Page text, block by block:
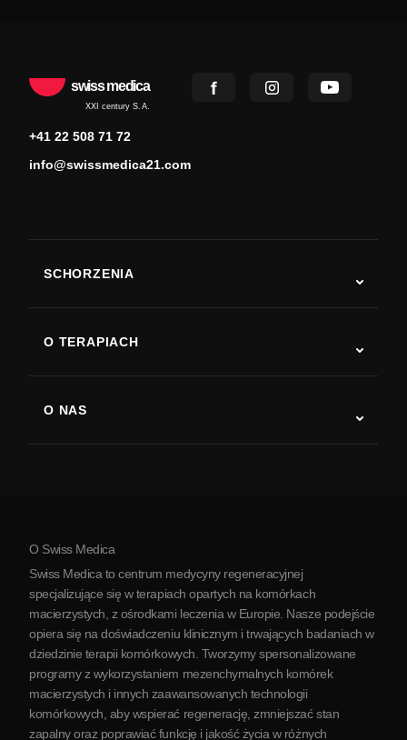
swiss medica
XXI century S.A.
+41 22 508 71 72
info@swissmedica21.com
SCHORZENIA
Choroba Parkinsona
Zapalenie stawów
O TERAPIACH
O NAS
O Serbii
Partnerstwo
Skontaktuj się z nami
O Swiss Medica
Swiss Medica to centrum medycyny regeneracyjnej
specjalizujące się w terapiach opartych na komórkach
macierzystych, z ośrodkami leczenia w Europie. Nasze podejście
opiera się na doświadczeniu klinicznym i trwających badaniach w
dziedzinie terapii komórkowych. Tworzymy spersonalizowane
programy z wykorzystaniem mezenchymalnych komórek
macierzystych i innych zaawansowanych technologii
komórkowych, aby wspierać regenerację, zmniejszać stan
zapalny oraz poprawiać funkcję i jakość życia w różnych